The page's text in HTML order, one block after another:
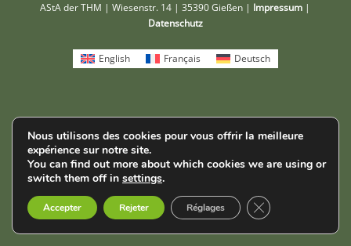
AStA der THM | Wiesenstr. 14 | 35390 Gießen | Impressum |
Datenschutz
Nous utilisons des cookies pour vous offrir la meilleure
expérience sur notre site.
You can find out more about which cookies we are using or
switch them off in settings.
Accepter Rejeter Réglages Fermer la
English Français Deutsch